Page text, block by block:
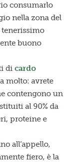
consumarlo
nella zona del
tenerissimo
buono
di cardo
molto: avrete
contengono un
al 90% da
proteine e
all’appello,
fiero, è la